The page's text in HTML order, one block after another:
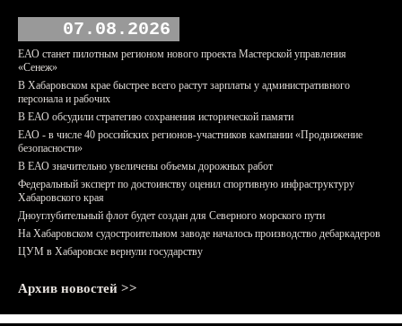
07.08.2026
ЕАО станет пилотным регионом нового проекта Мастерской управления
«Сенеж»
В Хабаровском крае быстрее всего растут зарплаты у административного
персонала и рабочих
В ЕАО обсудили стратегию сохранения исторической памяти
ЕАО - в числе 40 российских регионов-участников кампании «Продвижение
безопасности»
В ЕАО значительно увеличены объемы дорожных работ
Федеральный эксперт по достоинству оценил спортивную инфраструктуру
Хабаровского края
Дноуглубительный флот будет создан для Северного морского пути
На Хабаровском судостроительном заводе началось производство дебаркадеров
ЦУМ в Хабаровске вернули государству
Архив новостей >>